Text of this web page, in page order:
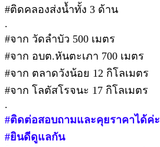
#ติดคลองส่งน้ำทั้ง 3 ด้าน
.
#จาก วัดลำบัว 500 เมตร
#จาก อบต.หันตะเภา 700 เมตร
#จาก ตลาดวังน้อย 12 กิโลเมตร
#จาก โลตัสโรจนะ 17 กิโลเมตร
.
#ติดต่อสอบถามและคุยราคาได้ค่ะ
#ยินดีดูแลกัน